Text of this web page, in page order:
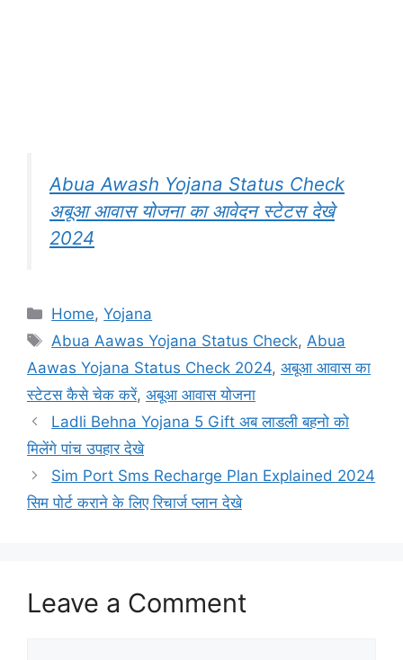
Abua Awash Yojana Status Check
अबूआ आवास योजना का आवेदन स्टेटस देखे
2024
Categories
Home,Yojana
Tags
Abua Aawas Yojana Status Check, Abua
Aawas Yojana Status Check 2024, अबूआ आवास का
स्टेटस कैसे चेक करें, अबूआ आवास योजना
Ladli Behna Yojana 5 Gift अब लाडली बहनो को
मिलेंगे पांच उपहार देखे
Sim Port Sms Recharge Plan Explained 2024
सिम पोर्ट कराने के लिए रिचार्ज प्लान देखे
Leave a Comment